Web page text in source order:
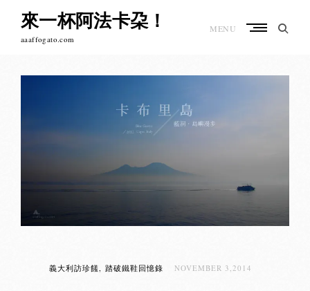
content來一杯阿法卡朶！
aaaffogato.com
MENU
義大利訪珍饈 踏破鐵鞋回憶錄 NOVEMBER 3,2014